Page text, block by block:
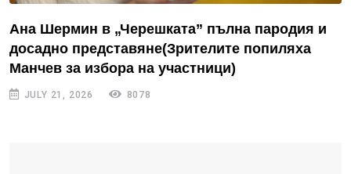
Ана Шермин в „Черешката” пълна пародия и
досадно представяне(Зрителите попиляха
Манчев за избора на участници)
JULY 21, 2026 8078